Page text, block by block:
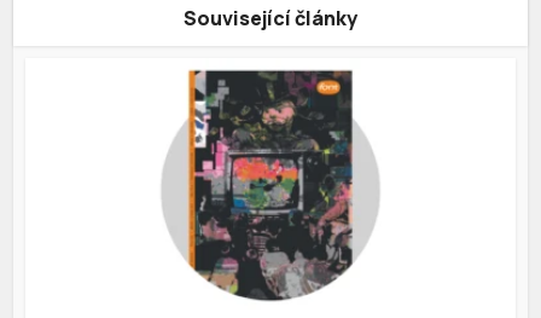
Související články